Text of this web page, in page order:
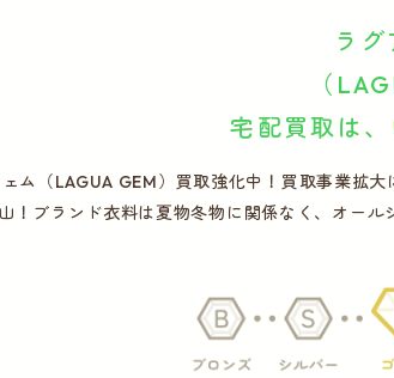
ラ
（
宅配買取は
ェム（LAGUA GEM）買取強化中！買取事業拡
！ブランド衣料は夏物冬物に関係なく、オール